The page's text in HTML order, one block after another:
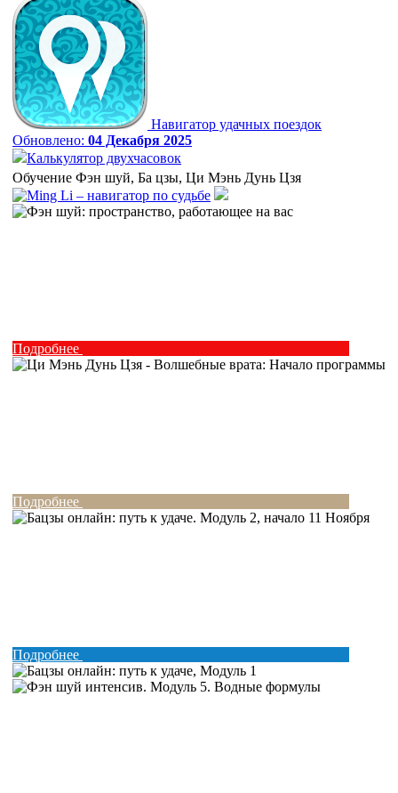
Навигатор удачных поездок
Обновлено: 04 Декабря 2025
Калькулятор двухчасовок
Обучение Фэн шуй, Ба цзы, Ци Мэнь Дунь Цзя
Подробнее
Подробнее
Подробнее